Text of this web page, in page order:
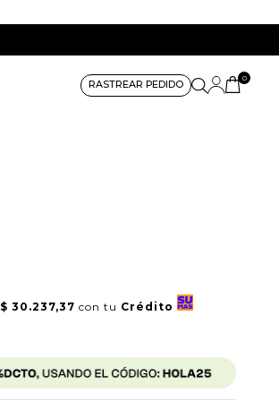
RASTREAR PEDIDO
0
$ 30.237,37 con tu Crédito